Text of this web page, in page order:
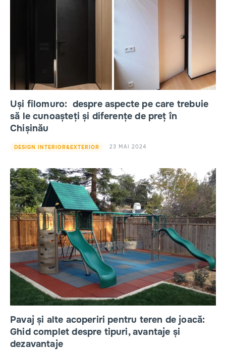
Uși filomuro: despre aspecte pe care trebuie
să le cunoașteți și diferențe de preț în
Chișinău
DESIGN INTERIOR&EXTERIOR 23 MAI 2024
Pavaj și alte acoperiri pentru teren de joacă:
Ghid complet despre tipuri, avantaje și
dezavantaje